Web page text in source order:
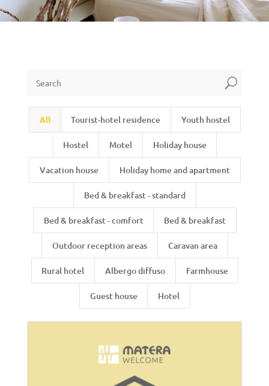
U
All Tourist-hotel residence Youth hostel
Hostel Motel Holiday house
Vacation house Holiday home and apartment
Bed & breakfast - standard
Bed & breakfast - comfort Bed & breakfast
Outdoor reception areas Caravan area
Rural hotel Albergo diffuso Farmhouse
Guest house Hotel